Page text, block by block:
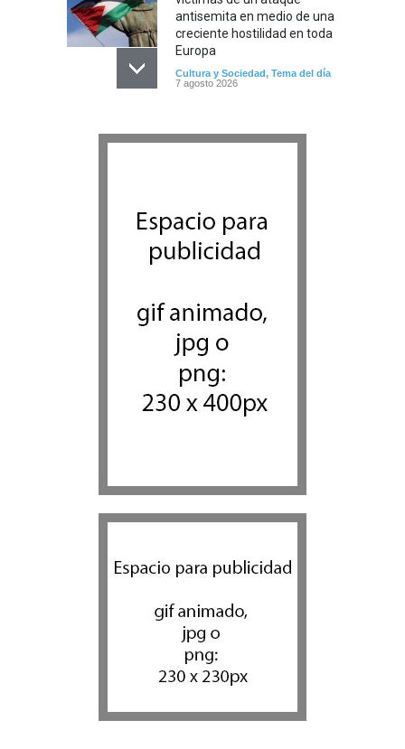
antisemita en medio de una
creciente hostilidad en toda
Europa
Cultura y Sociedad, Tema del día
7 agosto 2026
Jenin después de que un
Alarma en Israel: Crece el
temor de que el apoyo
permanente
Israel y Medio Oriente
7 agosto 2026